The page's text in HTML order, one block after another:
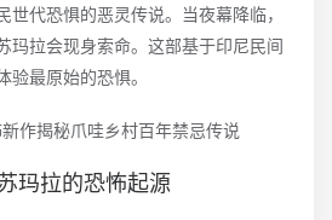
代恐惧的恶灵传说。当夜幕降临，
玛拉会现身索命。这部基于印尼民间
最原始的恐惧。
玛拉的恐怖起源